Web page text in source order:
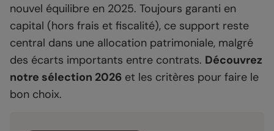
nouvel équilibre en 2025. Toujours garanti en
capital (hors frais et fiscalité), ce support reste
central dans une allocation patrimoniale, malgré
des écarts importants entre contrats. Découvrez
notre sélection 2026 et les critères pour faire le
bon choix.